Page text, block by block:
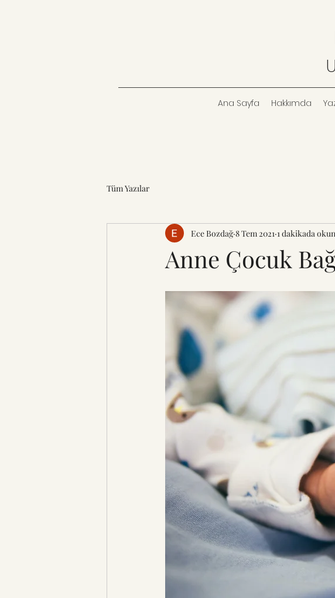
Ana Sayfa Hakkımda
Tüm Yazılar
Anne Çocuk
Ece Bozdağ 8 Tem 2021 1 dakikada